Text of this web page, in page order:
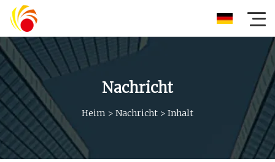
Nachricht
Heim > Nachricht > Inhalt